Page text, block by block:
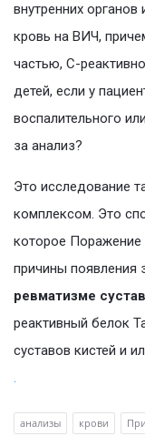
внутренних
кровь на ВИЧ,
частью, С-
детей, если у
воспалительного
за анализ?
Это исследование
комплексом. Это
которое Поражение
причины появления
ревматизме
реактивный белок
суставов кистей и
.
анализы крови При